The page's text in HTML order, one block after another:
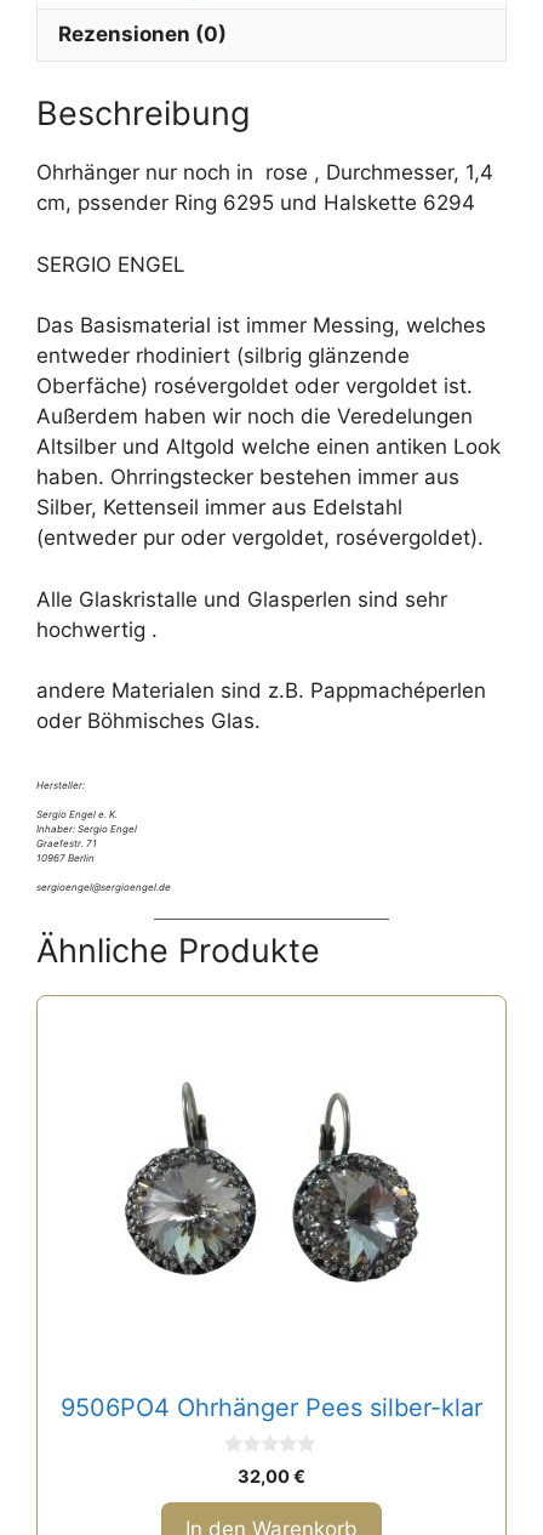
t
e
Rezensionen (0)
Beschreibung
Ohrhänger nur noch in rose , Durchmesser, 1,4
cm, pssender Ring 6295 und Halskette 6294
SERGIO ENGEL
Das Basismaterial ist immer Messing, welches
entweder rhodiniert (silbrig glänzende
Oberfäche) rosévergoldet oder vergoldet ist.
Außerdem haben wir noch die Veredelungen
Altsilber und Altgold welche einen antiken Look
haben. Ohrringstecker bestehen immer aus
Silber, Kettenseil immer aus Edelstahl
(entweder pur oder vergoldet, rosévergoldet).
Alle Glaskristalle und Glasperlen sind sehr
hochwertig .
andere Materialen sind z.B. Pappmachéperlen
oder Böhmisches Glas.
Hersteller:
Sergio Engel e. K.
Inhaber: Sergio Engel
Graefestr. 71
10967 Berlin
sergioengel@sergioengel.de
Ähnliche Produkte
9506PO4 Ohrhänger Pees silber-klar
o
32,00€
In den Warenkorb